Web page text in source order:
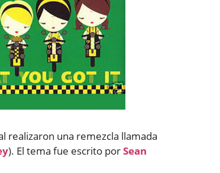
realizaron una remezcla llamada
). El tema fue escrito porSean